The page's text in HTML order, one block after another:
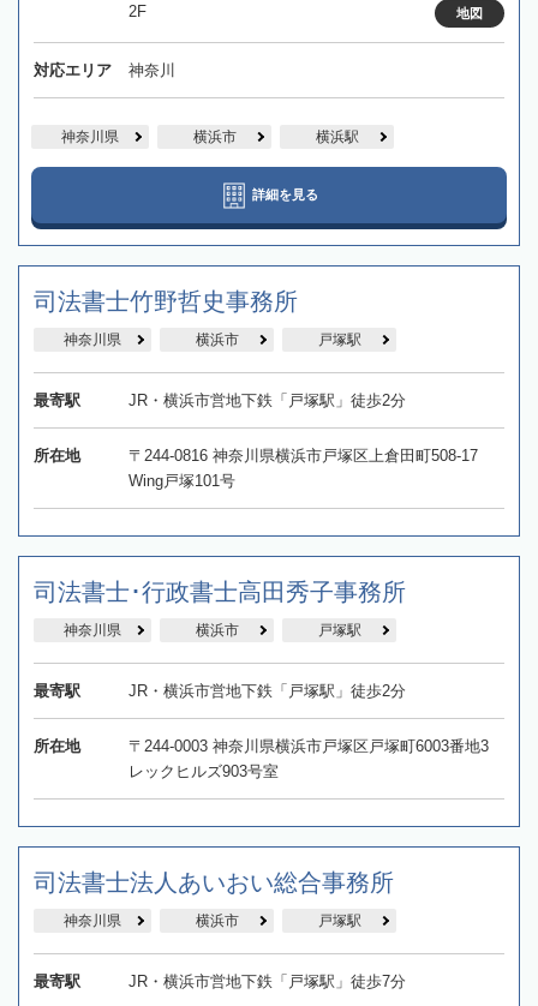
2F
地図
対応エリア 神奈川
神奈川県 横浜市 横浜駅
詳細を見る
司法書士竹野哲史事務所
神奈川県 横浜市 戸塚駅
最寄駅 JR・横浜市営地下鉄「戸塚駅」徒歩2分
所在地
〒244-0816 神奈川県横浜市戸塚区上倉田町508-17
Wing戸塚101号
司法書士･行政書士高田秀子事務所
神奈川県 横浜市 戸塚駅
最寄駅 JR・横浜市営地下鉄「戸塚駅」徒歩2分
所在地
〒244-0003 神奈川県横浜市戸塚区戸塚町6003番地3
レックヒルズ903号室
司法書士法人あいおい総合事務所
神奈川県 横浜市 戸塚駅
最寄駅 JR・横浜市営地下鉄「戸塚駅」徒歩7分